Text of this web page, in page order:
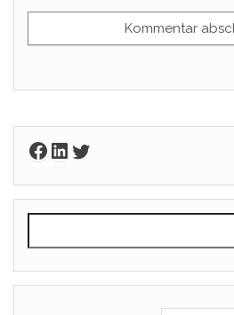
Facebook
LinkedIn
Twitter